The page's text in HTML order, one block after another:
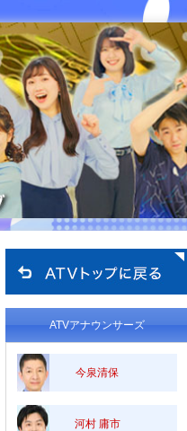
ATVアナウンサーズ
今泉清保
河村 庸市